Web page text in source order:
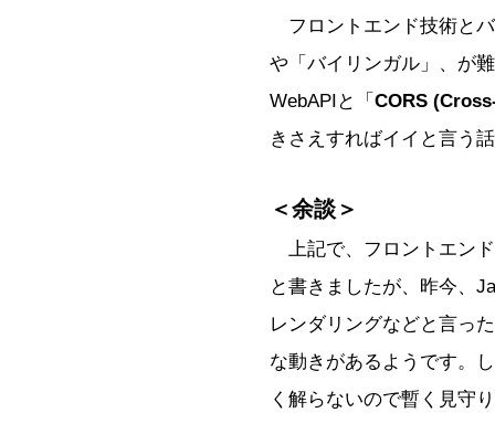
フロントエンド技術と
や「バイリンガル」、が
WebAPIと「 CORS
きさえすればイイと言う
＜余談＞
上記で、フロントエン
と書きましたが、昨今、
レンダリングなどと言っ
な動きがあるようです。
く解らないので暫く見守